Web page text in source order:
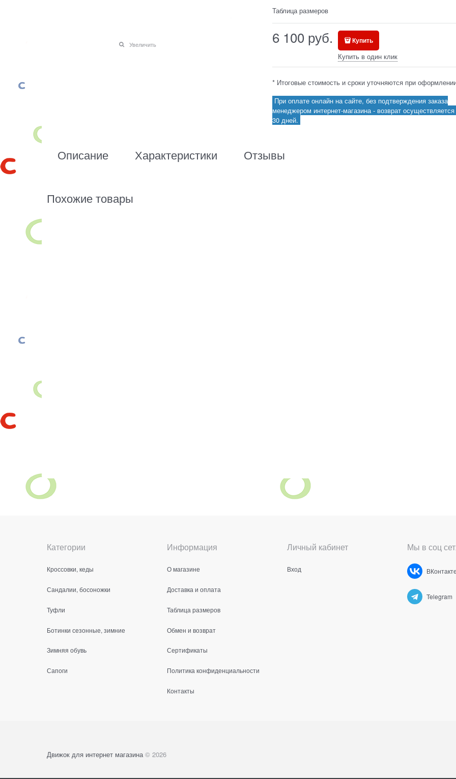
Увеличить
Таблица размеров
6 100 руб. Купить
Купить в один клик
* Итоговые стоимость и сроки уточняются при
При оплате онлайн на сайте, без подтверждения заказа
менеджером интернет-магазина - возврат
30 дней.
Описание Характеристики Отзывы
Похожие товары
Категории
Кроссовки, кеды
Сандалии, босоножки
Туфли
Ботинки сезонные, зимние
Зимняя обувь
Сапоги
Информация
О магазине
Доставка и оплата
Таблица размеров
Обмен и возврат
Сертификаты
Политика конфиденциальности
Контакты
Личный кабинет
Вход
Мы в соц
Telegram
Движок для интернет магазина © 2026